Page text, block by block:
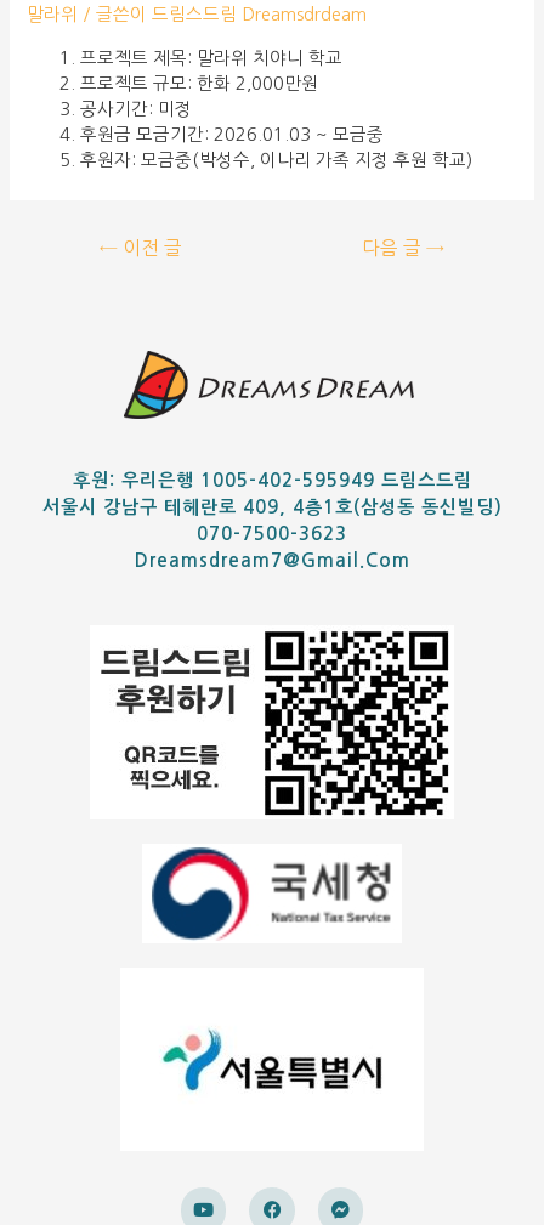
말라위 / 글쓴이드림스드림 Dreamsdrdeam
프로젝트 제목: 말라위 치야니 학교
프로젝트 규모: 한화 2,000만원
공사기간: 미정
후원금 모금기간: 2026.01.03 ~ 모금중
후원자: 모금중(박성수, 이나리 가족 지정 후원 학교)
←이전 글 다음 글→
후원: 우리은행 1005-402-595949 드림스드림
서울시 강남구 테헤란로 409, 4층1호(삼성동 동신빌딩)
070-7500-3623
Dreamsdream7@gmail.com